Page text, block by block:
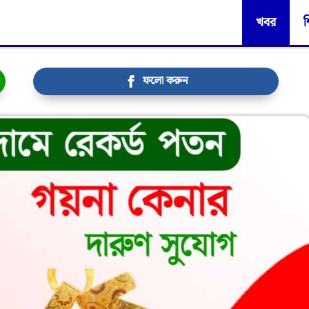
খবর
ফলো করুন